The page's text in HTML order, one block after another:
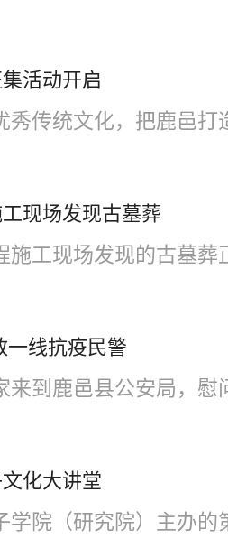
活动开启
秀传统文化，把鹿邑打
现场发现古墓葬
施工现场发现的古墓葬
一线抗疫民警
来到鹿邑县公安局，慰
化大讲堂
学院（研究院）主办的